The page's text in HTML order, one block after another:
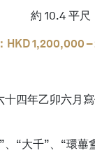
約 10.4 平尺
HKD 1,200,000
十四年乙卯六月
、“大千”、“環蓽